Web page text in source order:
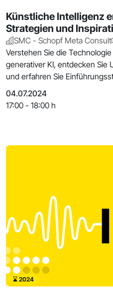
Künstliche Intelligenz
Strategien und
SMC - Schopf Meta Consult
Verstehen Sie die
generativer KI, entdecken Sie
und erfahren Sie
Manage
04.07.2024
17:00 - 18:00 h
2024